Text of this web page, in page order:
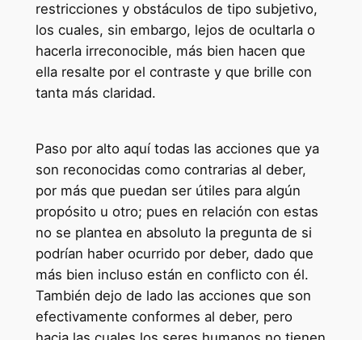
restricciones y obstáculos de tipo subjetivo,
los cuales, sin embargo, lejos de ocultarla o
hacerla irreconocible, más bien hacen que
ella resalte por el contraste y que brille con
tanta más claridad.
Paso por alto aquí todas las acciones que ya
son reconocidas como contrarias al deber,
por más que puedan ser útiles para algún
propósito u otro; pues en relación con estas
no se plantea en absoluto la pregunta de si
podrían haber ocurrido por deber, dado que
más bien incluso están en conflicto con él.
También dejo de lado las acciones que son
efectivamente conformes al deber, pero